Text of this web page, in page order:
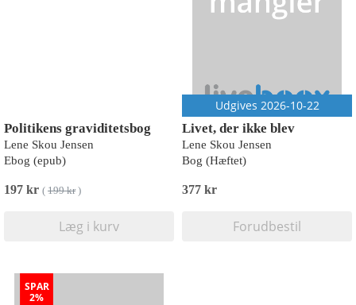
Politikens graviditetsbog
Lene Skou Jensen
Ebog (epub)
197 kr ( 199 kr)
Læg i kurv
Udgives 2026-10-22
Livet, der ikke blev
Lene Skou Jensen
Bog (Hæftet)
377 kr
Forudbestil
SPAR
2%